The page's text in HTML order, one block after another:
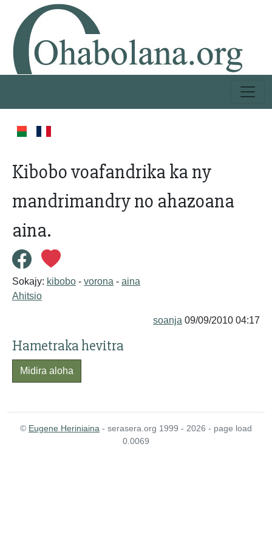
Kibobo voafandrika ka ny
mandrimandry no ahazoana
aina.
Sokajy: kibobo - vorona - aina
Ahitsio
soanja 09/09/2010 04:17
Hametraka hevitra
Midira aloha
© Eugene Heriniaina - serasera.org 1999 - 2026 - page load
0.0069